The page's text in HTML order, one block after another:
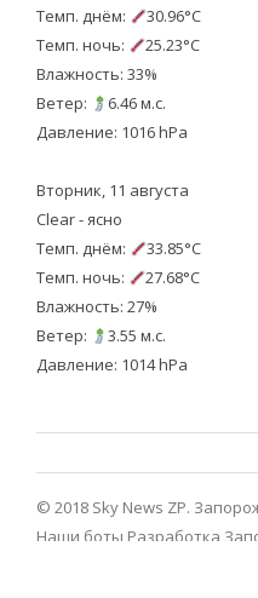
Темп. днём:
30.96°C
Темп. ночь:
25.23°C
Влажность: 33%
Ветер:
6.46 м.с.
Давление: 1016 hPa
Вторник, 11 августа
Clear - ясно
Темп. днём:
33.85°C
Темп. ночь:
27.68°C
Влажность: 27%
Ветер:
3.55 м.с.
Давление: 1014 hPa
© 2018 Sky News ZP.
Наши боты Разработка